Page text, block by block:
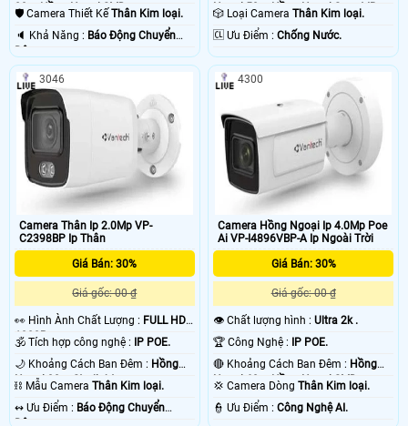
80m Hồng Ngoại SMD.
🛡 Camera Thiết Kế Thân Kim loại.
️🔈 Khả Năng : Báo Động Chuyển
Ngoại 50m Hồng Ngoại Smart IR.
🎲 Loại CameraThân Kim loại.
️🆑 Ưu Điểm :Chống Nước.
Camera Thân Ip 2.0Mp VP-
C2398BP Ip Thân
Giá Bán: 30%
Giá gốc: 00 ₫
️👀 Hình Ành Chất Lượng : FULL HD
1080P .
🕉️ Tích hợp công nghệ :
IP POE.
🌙 Khoảng Cách Ban Đêm : Hồng
Ngoại 30m Starlight.
⛓ Mẫu Camera Thân Kim loại.
️↭ Ưu Điểm : Báo Động Chuyển
3046
Camera Hồng Ngoại Ip 4.0Mp Poe
Ai VP-I4896VBP-A Ip Ngoài Trời
Giá Bán: 30%
Giá gốc: 00 ₫
👁 Chất lượng hình :Ultra 2k .
🏆 Công Nghệ :
IP POE.
🔴 Khoảng Cách Ban Đêm : Hồng
Ngoại 60m Hồng Ngoại SMD.
💢 Camera DòngThân Kim loại.
️👮 Ưu Điểm :Công Nghệ AI.
4300